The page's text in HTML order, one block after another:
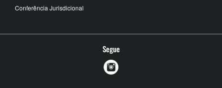
Conferência Jurisdicional
Segue